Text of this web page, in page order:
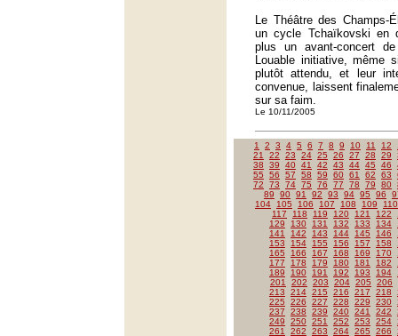
Le Théâtre des Champs-
un cycle Tchaïkovski en
plus un avant-concert
Louable initiative, même
plutôt attendu, et leur
convenue, laissent
sur sa faim.
Le 10/11/2005
1 2 3 4 5 6 7 8 9 10 11 12
21
22 23 24 25 26 27 28 29
38
39 40 41 42 43 44 45 46
55
56 57 58 59 60 61 62 63
72
73 74 75 76 77 78 79 80
89
90 91 92 93 94 95 96
104
105 106 107 108 109
110
117
118 119 120 121 122
129
130 131 132 133 134
141
142 143 144 145 146
153
154 155 156 157 158
165
166 167 168 169 170
177
178 179 180 181 182
189
190 191 192 193 194
201
202 203 204 205
206
213
214 215 216 217 218
225
226 227 228 229 230
237
238 239 240 241 242
249
250 251 252 253 254
261
262 263 264 265 266